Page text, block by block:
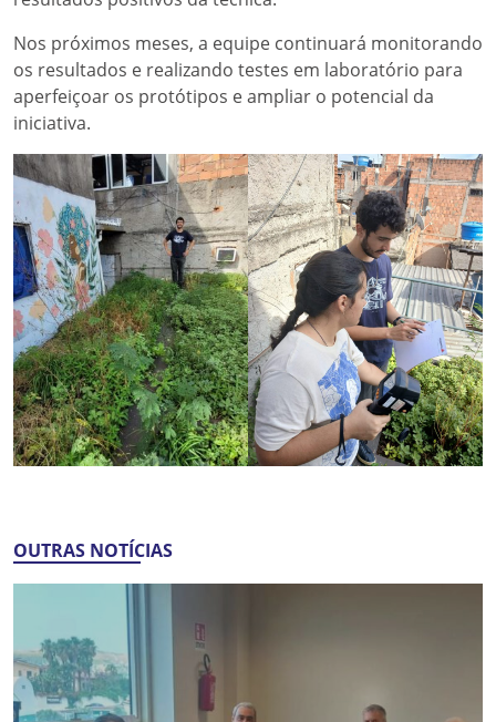
Nos próximos meses, a equipe continuará monitorando
os resultados e realizando testes em laboratório para
aperfeiçoar os protótipos e ampliar o potencial da
iniciativa.
OUTRAS NOTÍCIAS